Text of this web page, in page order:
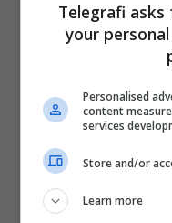
Telegrafi
your
Personalised
content
services
Store and/or
Learn more